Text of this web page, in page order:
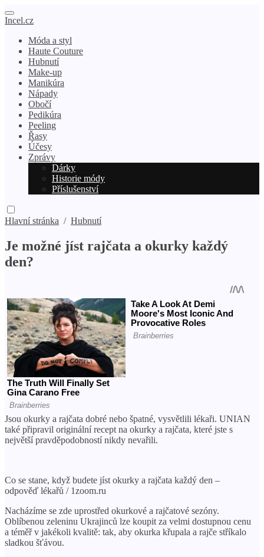
Incel.cz
Móda a styl
Haute Couture
Hubnutí
Make-up
Manikúra
Nápady
Obočí
Pedikúra
Peeling
Řasy
Účesy
Zprávy
Dárky
Historie módy
Příslušenství
Hlavní stránka / Hubnutí
Je možné jíst rajčata a okurky každý
den?
Jsou okurky a rajčata dobré nebo špatné, vysvětlili lékaři. UNIAN
také připravil originální recept na okurky a rajčata, které jste s
největší pravděpodobností nikdy nevařili.
Co se stane, když budete jíst okurky a rajčata každý den –
odpověď lékařů / 1zoom.ru
Nacházíme se zde uprostřed okurkové a rajčatové sezóny.
Oblíbenou zeleninu Ukrajinců lze koupit za velmi dostupnou cenu
a téměř v jakékoli kvalitě: tak, aby okurka křupala a rajče stříkalo
sladkou šťávou.